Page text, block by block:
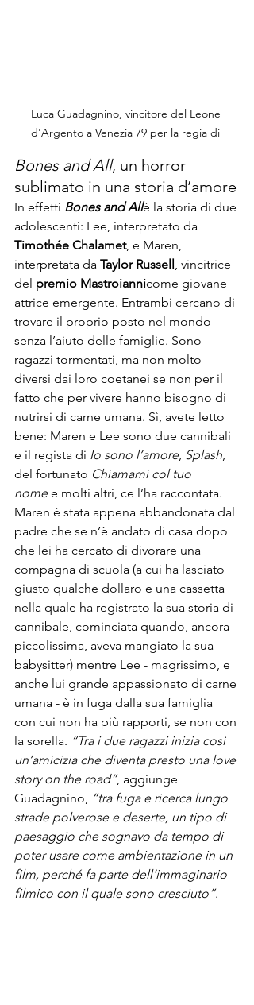
Luca Guadagnino, vincitore del Leone
d'Argento a Venezia 79 per la regia di
Bones and All, un horror
sublimato in una storia d’amore
In effetti Bones and Allè la storia di due
adolescenti: Lee, interpretato da
Timothée Chalamet, e Maren,
interpretata da Taylor Russell , vincitrice
del premio Mastroiannicome giovane
attrice emergente. Entrambi cercano di
trovare il proprio posto nel mondo
senza l’aiuto delle famiglie. Sono
ragazzi tormentati, ma non molto
diversi dai loro coetanei se non per il
fatto che per vivere hanno bisogno di
nutrirsi di carne umana. Sì, avete letto
bene: Maren e Lee sono due cannibali
e il regista di Io sono l’amore, Splash
del fortunato Chiamami col tuo
nome e molti altri, ce l’ha raccontata.
Maren è stata appena abbandonata dal
padre che se n’è andato di casa dopo
che lei ha cercato di divorare una
compagna di scuola (a cui ha lasciato
giusto qualche dollaro e una cassetta
nella quale ha registrato la sua storia di
cannibale, cominciata quando, ancora
piccolissima, aveva mangiato la sua
babysitter) mentre Lee - magrissimo, e
anche lui grande appassionato di carne
umana - è in fuga dalla sua famiglia
con cui non ha più rapporti, se non con
la sorella. “Tra i due ragazzi inizia così
un’amicizia che diventa presto una love
story on the road”, aggiunge
Guadagnino,
“tra fuga e ricerca lungo
strade polverose e deserte, un tipo di
paesaggio che sognavo da tempo di
poter usare come ambientazione in un
film, perché fa parte dell’immaginario
filmico con il quale sono cresciuto”.